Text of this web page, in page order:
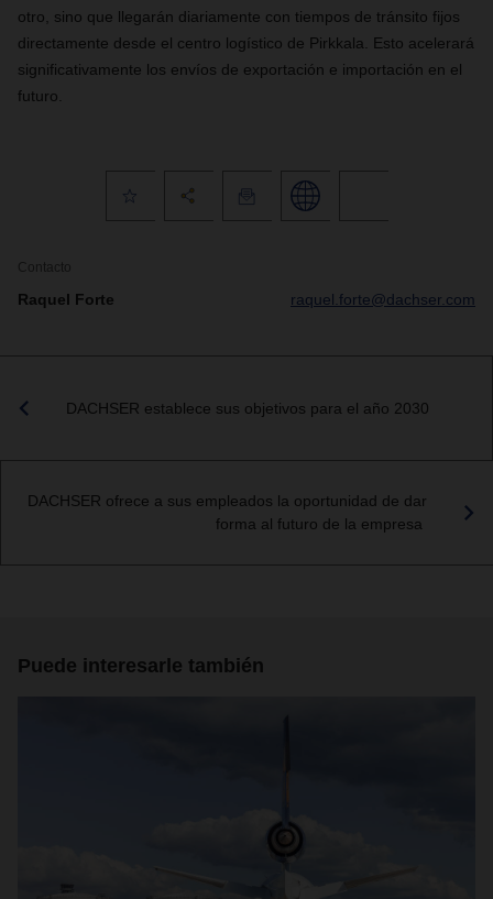
otro, sino que llegarán diariamente con tiempos de tránsito fijos
directamente desde el centro logístico de Pirkkala. Esto acelerará
significativamente los envíos de exportación e importación en el
futuro.
Contacto
Raquel Forte raquel.forte@dachser.com
DACHSER establece sus objetivos para el año 2030
DACHSER ofrece a sus empleados la oportunidad de dar
forma al futuro de la empresa
Puede interesarle también